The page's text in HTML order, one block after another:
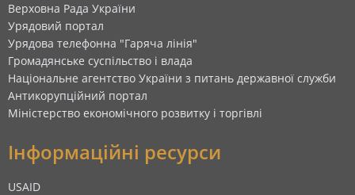
Верховна Рада України
Урядовий портал
Урядова телефонна "Гаряча лінія"
Громадянське суспільство і влада
Національне агентство України з питань державної служби
Антикорупційний портал
Міністерство економічного розвитку і торгівлі
Інформаційні ресурси
USAID